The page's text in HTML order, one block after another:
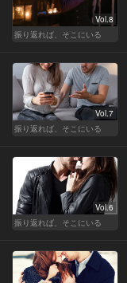
Vol.8
振り返れば、そこにいる
Vol.7
振り返れば、そこにいる
Vol.6
振り返れば、そこにいる